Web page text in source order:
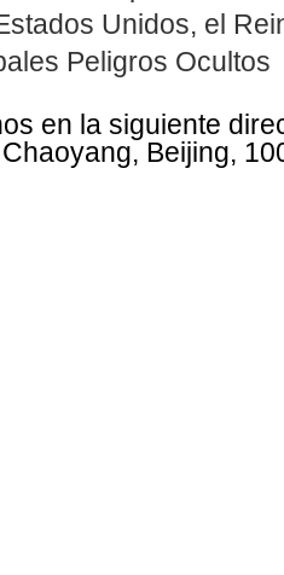
Unidos, el
Peligros Ocultos
en la siguiente
Chaoyang, Beijing,